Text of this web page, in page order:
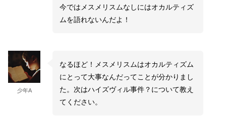
今ではメスメリスムなしにはオカルティズ
ムを語れないんだよ！
少年A
なるほど！メスメリスムはオカルティズム
にとって大事なんだってことが分かりまし
た。次はハイズヴィル事件？について教え
てください。